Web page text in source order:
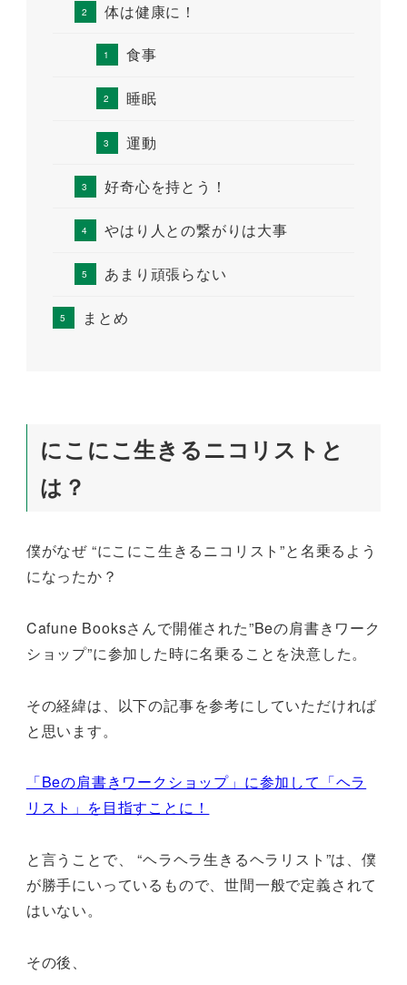
体は健康に！
食事
睡眠
運動
好奇心を持とう！
やはり人との繋がりは大事
あまり頑張らない
まとめ
にこにこ生きるニコリストと
は？
僕がなぜ “にこにこ生きるニコリスト”と名乗るよう
になったか？
Cafune Booksさんで開催された”Beの肩書きワーク
ショップ”に参加した時に名乗ることを決意した。
その経緯は、以下の記事を参考にしていただければ
と思います。
「Beの肩書きワークショップ」に参加して「ヘラ
リスト」を目指すことに！
と言うことで、 “ヘラヘラ生きるヘラリスト”は、僕
が勝手にいっているもので、世間一般で定義されて
はいない。
その後、